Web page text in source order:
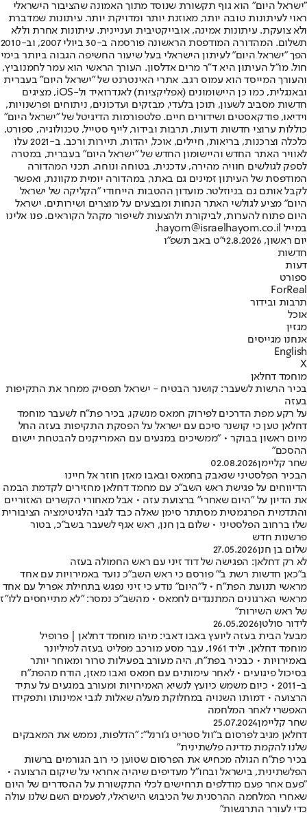
"ישראל היום" הוא גוף תקשורת שנוסד מתוך האמונה שהציבור הישראלי
ראוי לעיתונות טובה יותר, מאוזנת יותר ומדויקת יותר. עיתונות שמדברת
ולא צועקת. עיתונות אמינה, אובייקטיבית ועניינית. עיתונות אחרת וללא
תשלום. המהדורה המודפסת הראשונה פורסמה ב-30 ביולי 2007, וב-2010
הפך "ישראל היום" לעיתון הישראלי בעל שיעור החשיפה הגבוה ביותר בימי
חול. מו"ל העיתון היא ד"ר מרים אדלסון. העורך הראשי הוא עמר לחמנוביץ,
והעורך המייסד הוא עמוס רגב. אתרי האינטרנט של "ישראל היום" בעברית
ובאנגלית, כמו כן היישומונים (אפליקציות) לאנדרואיד ול-iOS, מציגים
חדשות מסביב לשעון, תוכן בלעדי, מבזקים ועדכונים, ניתוחים ופרשנויות,
וידיאו, פודקאסטים ושידורים חיים. פלטפורמות הדיגיטל של "ישראל היום"
כוללות ערוצי חדשות ודעות, תרבות ובידור, לייף סטייל, טכנולוגיה, ספורט,
כלכלה וצרכנות, בריאות, חיילים, אוכל, יהדות, תיירות ורכב. ב-2021 עלו
לאוויר האתר החדש והיישומון החדש של "ישראל היום" בעברית, במטרה
לספק לגולשים חוויה מהירה, עדכנית, בטוחה ונוחה. תכני המהדורה
המודפסת של העיתון זמינים גם באתר, במהדורה יומית מקוונת, ואפשר
לקבל אותם גם בניוזלטר. מועדון ההטבות הייחודי "הקליקה של ישראל
היום" מציע לגולשי האתר הנחות ומבצעים על מוצרים ושירותים. ישראל
היום פתוח להערות, לביקורת ולהצעות לשיפור מקהל הקוראים. פנו אלינו
במייל hayom@israelhayom.co.il.
יום ראשון, 2.8.2026
י"ט באב תשפ"ו
חדשות
דעות
ספורט
ForReal
תרבות ובידור
אוכל
מגזין
אנחנו מגייסים
English
X
מוחמד דחלאן
בכיר הרשות לשעבר: קושנר הבטיח - ישראל תפסיק ממחר את התקיפות
בעזה
על רקע מפת הדרכים לפירוק חמאס מנשקו, בכיר פת"ח לשעבר מוחמד
דחלאן טען כי קושנר סיכם עם ישראל על הפסקת התקיפות בעזה החל
מיום ראשון בבוקר • "ממשיכים במגעים עם האמריקנים להבטחת יישום
ההסכם"
שחר קליימן02.08.2026
הבכיר הפלסטיני שנאבק בחמאס ובאבו מאזן חוזר אל חיינו
הדיווחים על פגישת ראש השב"כ עם מחמד דחלאן מחזירים לקדמת הבמה
את הדיון על "היום שאחרי" ברצועת עזה • אבל מאחורי הקשרים האזוריים
והתדמית הפרגמטית מסתתר סימן שאלה כבד לגבי הלגיטימציה הציבורית
שלו ברחוב הפלסטיני • שלום בן חנן, ראש אגף לשעבר בשב״כ, בטור
פרשנות חדש
שלום בן חנן27.05.2026
לא רק דחלאן: הפגישה של דוד זיני עם ראש החמולה בעזה
ב"כאן חדשות רשת ב'" פורסם כי ראש השב"כ נועד באמירויות עם אחד
מראשי תנועת הפת"ח • ל"היום" נודע כי זיני נפגש בתחילת אפריל עם אחד
מראשי הארגונים המתנגדים לחמאס • מהשב"כ נמסר: "לא מתייחסים ללו"ז
של ראש השירות"
לידור סולטן26.05.2026
מבעל הבית בעזה ליועץ באבו דאבי: מיהו מוחמד דחלאן | פרופיל
מוחמד דחלאן, יליד 1961, עבר מסע מורכב מפליט בעזה למיליונר
באמירויות • כבכיר בפת"ח, היה מעורב בפעילות טרור ומאוחר יותר
בסיכול פיגועים • לאחר עימותים עם חמאס ואבו מאזן, הודח מהפת"ח
ב-2011 • כיום משמש כיועץ לנשיא האמירויות ומעורב במגעים על עתיד
הרצועה • דמותו השנויה במחלוקת מעלה שאלות לגבי אמינותו ותפקידו
האפשרי לאחר המלחמה
שחר קליימן25.07.2024
דחלאן מגיב לפרסום ב"וול סטריט ג'ורנל": "הדלפות, נממש את המאבקים
שלנו להקמת מדינה פלשתינית"
בכיר פת"ח הגולה מכחיש את הפרסום שטוען כי רוב הגורמים ברשות
הפלשתינית, בישראל ובחו"ל מעדיפים שיהיה אחראי על שיקום הרצועה •
"פעם אחר פעם מודלפים תרחישים לכלי התקשורת על ההסדרים של היום
שאחרי המלחמה ההרסנית של הכיבוש הישראלי, לפעמים השם שלנו עולה
כדי לעורר התרגשות"